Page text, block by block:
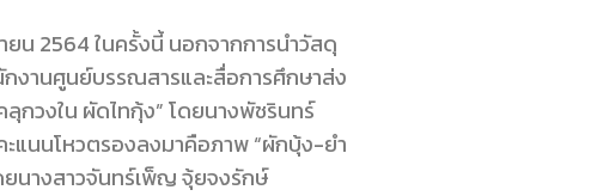
ยน 2564ในครั้งนี้ นอกจากการนำวัสดุ
งานศูนย์บรรณสารและสื่อการศึกษาส่ง
กวงใน ผัดไทกุ้ง” โดยนางพัชรินทร์
แนนโหวตรองลงมาคือภาพ “ผักบุ้ง-ยำ
ยนางสาวจันทร์เพ็ญ จุ้ยจงรักษ์